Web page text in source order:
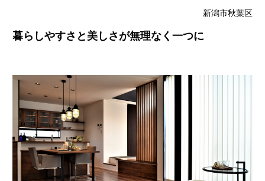
新潟市秋葉区
暮らしやすさと美しさが無理なく一つに